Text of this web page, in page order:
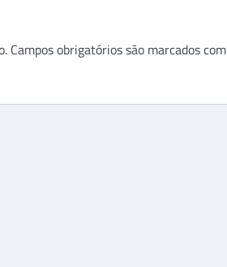
Campos obrigatórios são marcados com